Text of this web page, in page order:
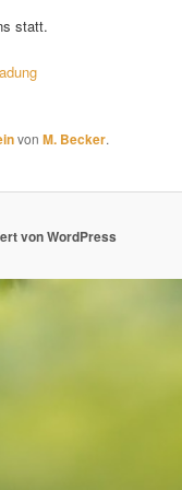
statt.
vonM. Becker.
von WordPress